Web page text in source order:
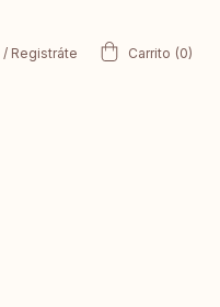
/ Registráte Carrito (0)